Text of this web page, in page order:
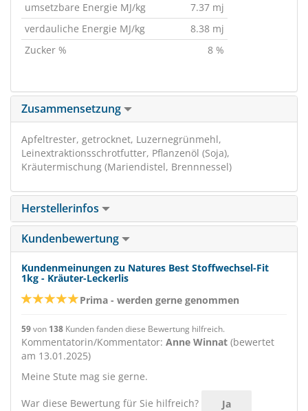
umsetzbare Energie MJ/kg
7.37 mj
verdauliche Energie MJ/kg
8.38 mj
Zucker %
8 %
Zusammensetzung
Apfeltrester, getrocknet, Luzernegrünmehl,
Leinextraktionsschrotfutter, Pflanzenöl (Soja),
Kräutermischung (Mariendistel, Brennnessel)
Herstellerinfos
Kundenbewertung
Kundenmeinungen zu Natures Best Stoffwechsel-Fit
1kg - Kräuter-Leckerlis
Prima - werden gerne genommen
59von 138 Kunden fanden diese Bewertung hilfreich.
Kommentatorin/Kommentator: Anne Winnat (bewertet
am 13.01.2025)
Meine Stute mag sie gerne.
War diese Bewertung für Sie hilfreich? Ja